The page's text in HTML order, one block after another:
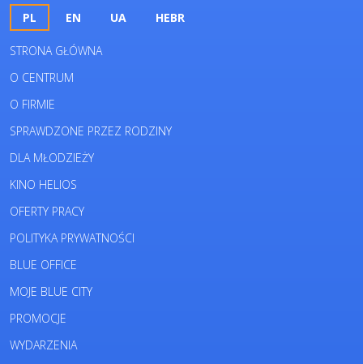
PL EN UA HEBR
STRONA GŁÓWNA
O CENTRUM
O FIRMIE
SPRAWDZONE PRZEZ RODZINY
DLA MŁODZIEŻY
KINO HELIOS
OFERTY PRACY
POLITYKA PRYWATNOŚCI
BLUE OFFICE
MOJE BLUE CITY
PROMOCJE
WYDARZENIA